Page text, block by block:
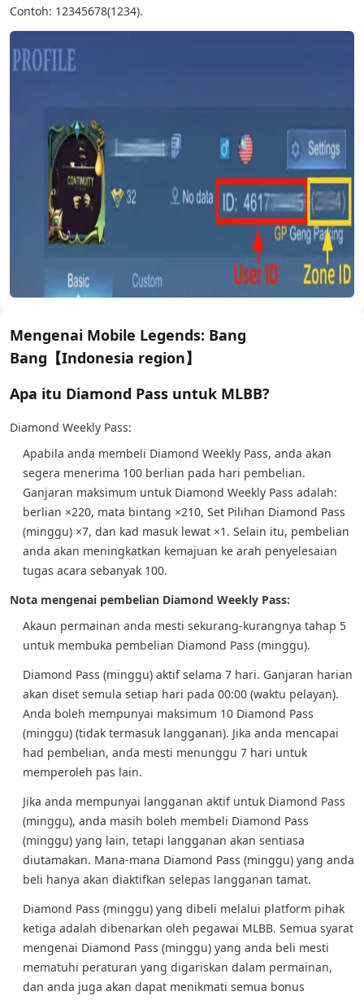
Contoh: 12345678(1234).
Mengenai Mobile Legends: Bang
Bang【Indonesia region】
Apa itu Diamond Pass untuk MLBB?
Diamond Weekly Pass:
Apabila anda membeli Diamond Weekly Pass, anda akan
segera menerima 100 berlian pada hari pembelian.
Ganjaran maksimum untuk Diamond Weekly Pass adalah:
berlian ×220, mata bintang ×210, Set Pilihan Diamond Pass
(minggu) ×7, dan kad masuk lewat ×1. Selain itu, pembelian
anda akan meningkatkan kemajuan ke arah penyelesaian
tugas acara sebanyak 100.
Nota mengenai pembelian Diamond Weekly Pass:
Akaun permainan anda mesti sekurang-kurangnya tahap 5
untuk membuka pembelian Diamond Pass (minggu).
Diamond Pass (minggu) aktif selama 7 hari. Ganjaran harian
akan diset semula setiap hari pada 00:00 (waktu pelayan).
Anda boleh mempunyai maksimum 10 Diamond Pass
(minggu) (tidak termasuk langganan). Jika anda mencapai
had pembelian, anda mesti menunggu 7 hari untuk
memperoleh pas lain.
Jika anda mempunyai langganan aktif untuk Diamond Pass
(minggu), anda masih boleh membeli Diamond Pass
(minggu) yang lain, tetapi langganan akan sentiasa
diutamakan. Mana-mana Diamond Pass (minggu) yang anda
beli hanya akan diaktifkan selepas langganan tamat.
Diamond Pass (minggu) yang dibeli melalui platform pihak
ketiga adalah dibenarkan oleh pegawai MLBB. Semua syarat
mengenai Diamond Pass (minggu) yang anda beli mesti
mematuhi peraturan yang digariskan dalam permainan,
dan anda juga akan dapat menikmati semua bonus